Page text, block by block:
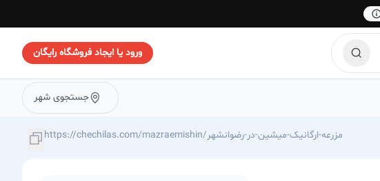
ورود یا ایجاد فروشگاه رایگان
جستجوی شهر
https://chechilas.com/mazraemishin/مزرعه-ارگانیک-میشین-در-رضوانشهر